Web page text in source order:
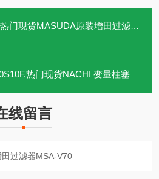
现货MASUDA原装增田过滤器MSA-V50
热门现货NACHI 变量柱塞泵FSS10-100S10F
线留言